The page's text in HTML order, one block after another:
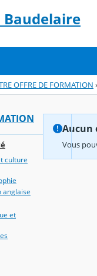
Baudelaire
OFFRE DE FORMATION ›
culture
anglaise
et
Aucun
Vous